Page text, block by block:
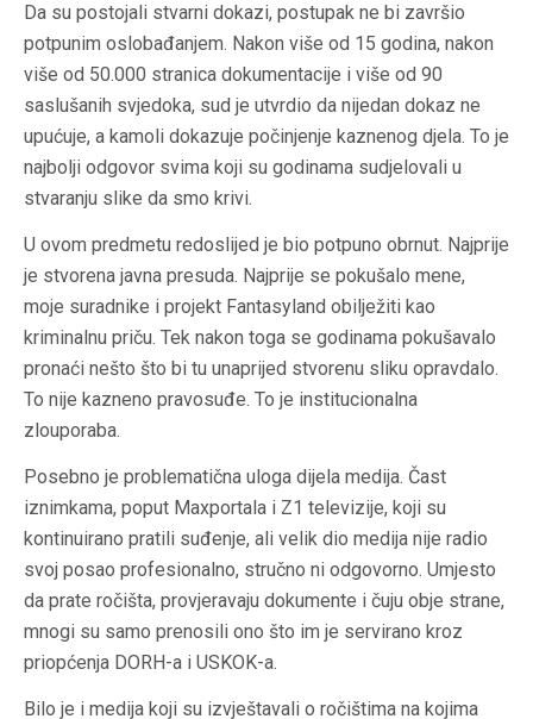
Da su postojali stvarni dokazi, postupak ne bi završio
potpunim oslobađanjem. Nakon više od 15 godina, nakon
više od 50.000 stranica dokumentacije i više od 90
saslušanih svjedoka, sud je utvrdio da nijedan dokaz ne
upućuje, a kamoli dokazuje počinjenje kaznenog djela. To je
najbolji odgovor svima koji su godinama sudjelovali u
stvaranju slike da smo krivi.
U ovom predmetu redoslijed je bio potpuno obrnut. Najprije
je stvorena javna presuda. Najprije se pokušalo mene,
moje suradnike i projekt Fantasyland obilježiti kao
kriminalnu priču. Tek nakon toga se godinama pokušavalo
pronaći nešto što bi tu unaprijed stvorenu sliku opravdalo.
To nije kazneno pravosuđe. To je institucionalna
zlouporaba.
Posebno je problematična uloga dijela medija. Čast
iznimkama, poput Maxportala i Z1 televizije, koji su
kontinuirano pratili suđenje, ali velik dio medija nije radio
svoj posao profesionalno, stručno ni odgovorno. Umjesto
da prate ročišta, provjeravaju dokumente i čuju obje strane,
mnogi su samo prenosili ono što im je servirano kroz
priopćenja DORH-a i USKOK-a.
Bilo je i medija koji su izvještavali o ročištima na kojima